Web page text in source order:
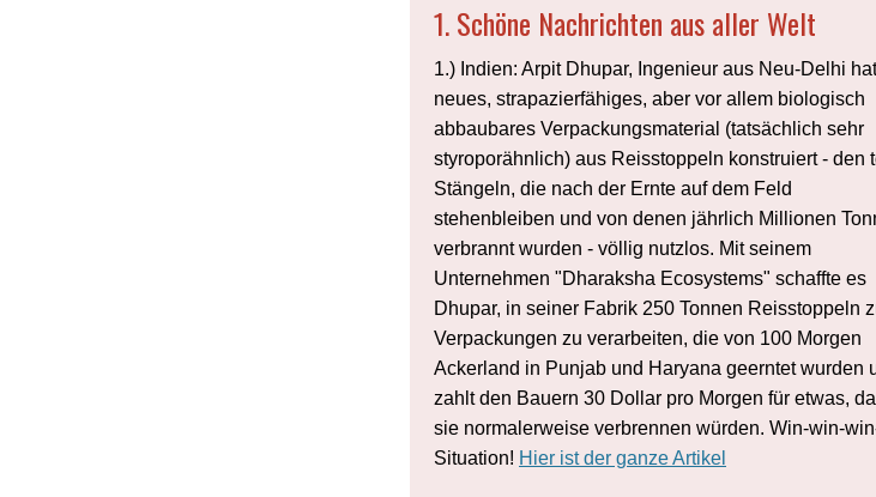
1. Schöne Nachrichten aus aller Welt
1.) Indien: Arpit Dhupar, Ingenieur aus Neu-Delhi hat
neues, strapazierfähiges, aber vor allem biologisch
abbaubares Verpackungsmaterial (tatsächlich sehr
styroporähnlich) aus Reisstoppeln konstruiert - den
Stängeln, die nach der Ernte auf dem Feld
stehenbleiben und von denen jährlich Millionen
verbrannt wurden - völlig nutzlos. Mit seinem
Unternehmen "Dharaksha Ecosystems" schaffte es
Dhupar, in seiner Fabrik 250 Tonnen Reisstoppeln
Verpackungen zu verarbeiten, die von 100 Morgen
Ackerland in Punjab und Haryana geerntet wurden
zahlt den Bauern 30 Dollar pro Morgen für etwas,
sie normalerweise verbrennen würden. Win-win-
Situation! Hier ist der ganze Artikel